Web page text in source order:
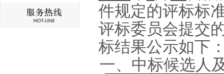
件规定的评标标
评标委员会提交
标结果公示如下
一、中标候选人